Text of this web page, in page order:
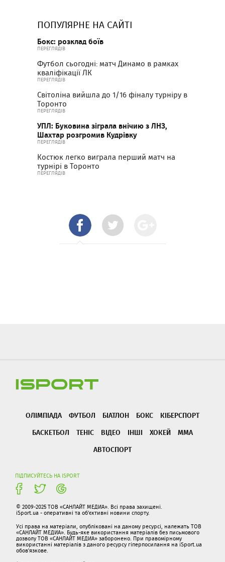
ПОПУЛЯРНЕ НА САЙТІ
Бокс: розклад боїв
ПЕРЕГЛЯДІВ
Футбол сьогодні: матч Динамо в рамках
кваліфікації ЛК
ПЕРЕГЛЯДІВ
Світоліна вийшла до 1/16 фіналу турніру в
Торонто
ПЕРЕГЛЯДІВ
УПЛ: Буковина зіграла внічию з ЛНЗ,
Шахтар розгромив Кудрівку
ПЕРЕГЛЯДІВ
Костюк легко виграла перший матч на
турнірі в Торонто
ПЕРЕГЛЯДІВ
ОЛІМПІАДА ФУТБОЛ БІАТЛОН БОКС
КІБЕРСПОРТ
БАСКЕТБОЛ
ТЕНІС ВІДЕО ІНШІ ХОКЕЙ
ММА
АВТОСПОРТ
ПІДПИСУЙТЕСЬ НА ISPORT
© 2009-2025 ТОВ «САНЛАЙТ МЕДИА». Всі права захищені.
iSport.ua - оперативні та об'єктивні новини спорту.
Усі права на матеріали, опубліковані на даному ресурсі, належать ТОВ
«САНЛАЙТ МЕДИА». Будь-яке використання матеріалів без письмового
дозволу ТОВ «САНЛАЙТ МЕДИА» заборонено. При правомірному
використанні матеріалів з даного ресурсу гіперпосилання на iSport.ua
обов'язкове.